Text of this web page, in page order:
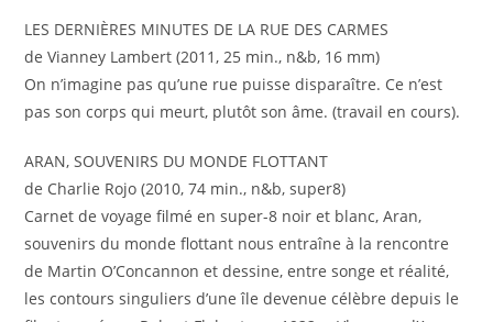
LES DERNIÈRES MINUTES DE LA RUE DES CARMES
de Vianney Lambert (2011, 25 min., n&b, 16 mm)
On n’imagine pas qu’une rue puisse disparaître. Ce n’est
pas son corps qui meurt, plutôt son âme. (travail en cours).
ARAN, SOUVENIRS DU MONDE FLOTTANT
de Charlie Rojo (2010, 74 min., n&b, super8)
Carnet de voyage filmé en super-8 noir et blanc, Aran,
souvenirs du monde flottant nous entraîne à la rencontre
de Martin O’Concannon et dessine, entre songe et réalité,
les contours singuliers d’une île devenue célèbre depuis le